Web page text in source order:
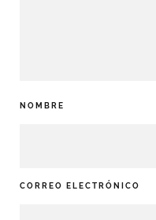
NOMBRE
CORREO ELECTRÓNICO